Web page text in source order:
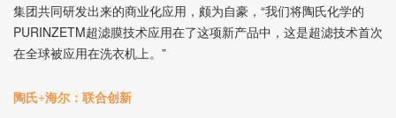
集团共同研发出来的商业化应用，颇为自豪，“我们将陶氏化学的
PURINZETM超滤膜技术应用在了这项新产品中，这是超滤技术首次
在全球被应用在洗衣机上。”
陶氏+海尔：联合创新